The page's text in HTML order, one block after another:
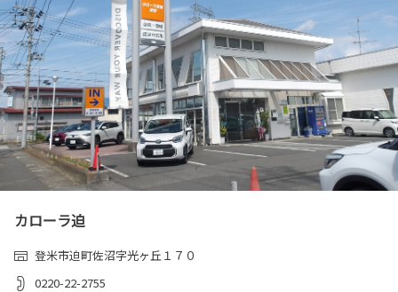
カローラ迫
登米市迫町佐沼字光ヶ丘１７０
0220-22-2755